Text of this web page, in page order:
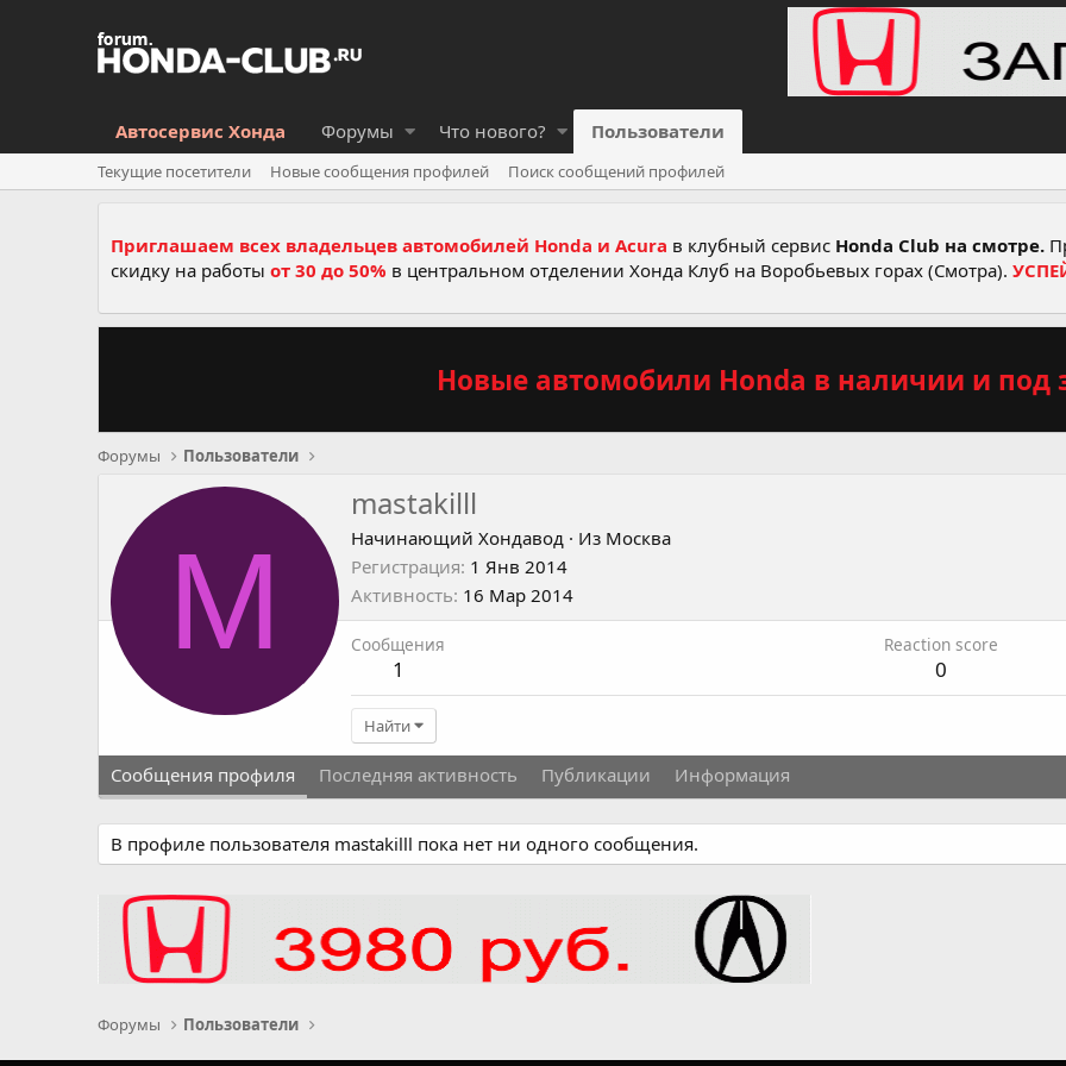
Автосервис Хонда Форумы Что нового? Пользователи
Текущие посетители Новые сообщения профилей Поиск сообщений профилей
Приглашаем всех владельцев автомобилей Honda и Acura в клубный сервис Honda Club на смотре.
скидку на работы от 30 до 50% в центральном отделении Хонда Клуб на Воробьевых горах (Смотра).
Новые автомобили Honda в наличии и под
Форумы Пользователи
M
mastakilll
Начинающий Хондавод · Из Москва
Регистрация 1 Янв 2014
Активность 16 Мар 2014
Сообщения
1
Reaction score
0
Найти
Сообщения профиля Последняя активность Публикации Информация
В профиле пользователя mastakilll пока нет ни одного сообщения.
Форумы Пользователи